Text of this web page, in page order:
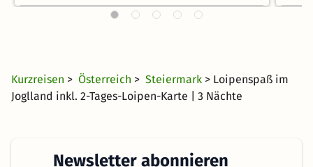
Kurzreisen > Österreich > Steiermark > Loipenspaß im
Joglland inkl. 2-Tages-Loipen-Karte | 3 Nächte
Newsletter abonnieren